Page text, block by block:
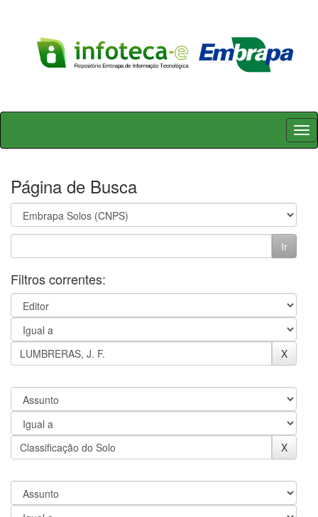
Skip
Página de Busca
Filtros correntes: